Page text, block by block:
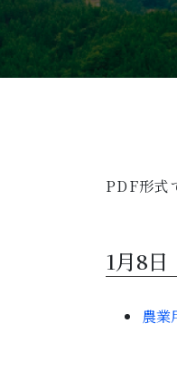
PDF形式
1月8日
農業